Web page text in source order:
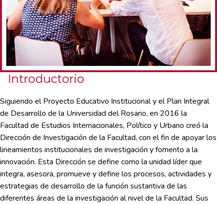
Introductorio
Siguiendo el Proyecto Educativo Institucional y el Plan Integral
de Desarrollo de la Universidad del Rosario, en 2016 la
Facultad de Estudios Internacionales, Político y Urbano creó la
Dirección de Investigación de la Facultad, con el fin de apoyar los
lineamientos institucionales de investigación y fomento a la
innovación. Esta Dirección se define como la unidad líder que
integra, asesora, promueve y define los procesos, actividades y
estrategias de desarrollo de la función sustantiva de las
diferentes áreas de la investigación al nivel de la Facultad. Sus